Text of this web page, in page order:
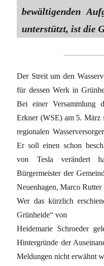
bewältigenden
unterstützt, ist die
Der Streit um den
für dessen Werk in
Bei einer Versammlung
Erkner (WSE) am 5. März
regionalen
Er soll einen schon
von Tesla verändert
Bürgermeister der
Neuenhagen, Marco
Wer das kürzlich
Grünheide“ von
Heidemarie Schroeder
Hintergründe der
Meldungen nicht erwähnt